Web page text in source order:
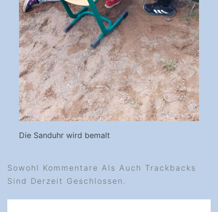
Die Sanduhr wird bemalt
Sowohl Kommentare Als Auch Trackbacks
Sind Derzeit Geschlossen.